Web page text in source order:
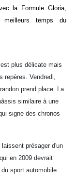
la Formule Gloria,
meilleurs temps du
plus délicate mais
repères. Vendredi,
prend place. La
similaire à une
signe des chronos
présager d'un
en 2009 devrait
sport automobile.